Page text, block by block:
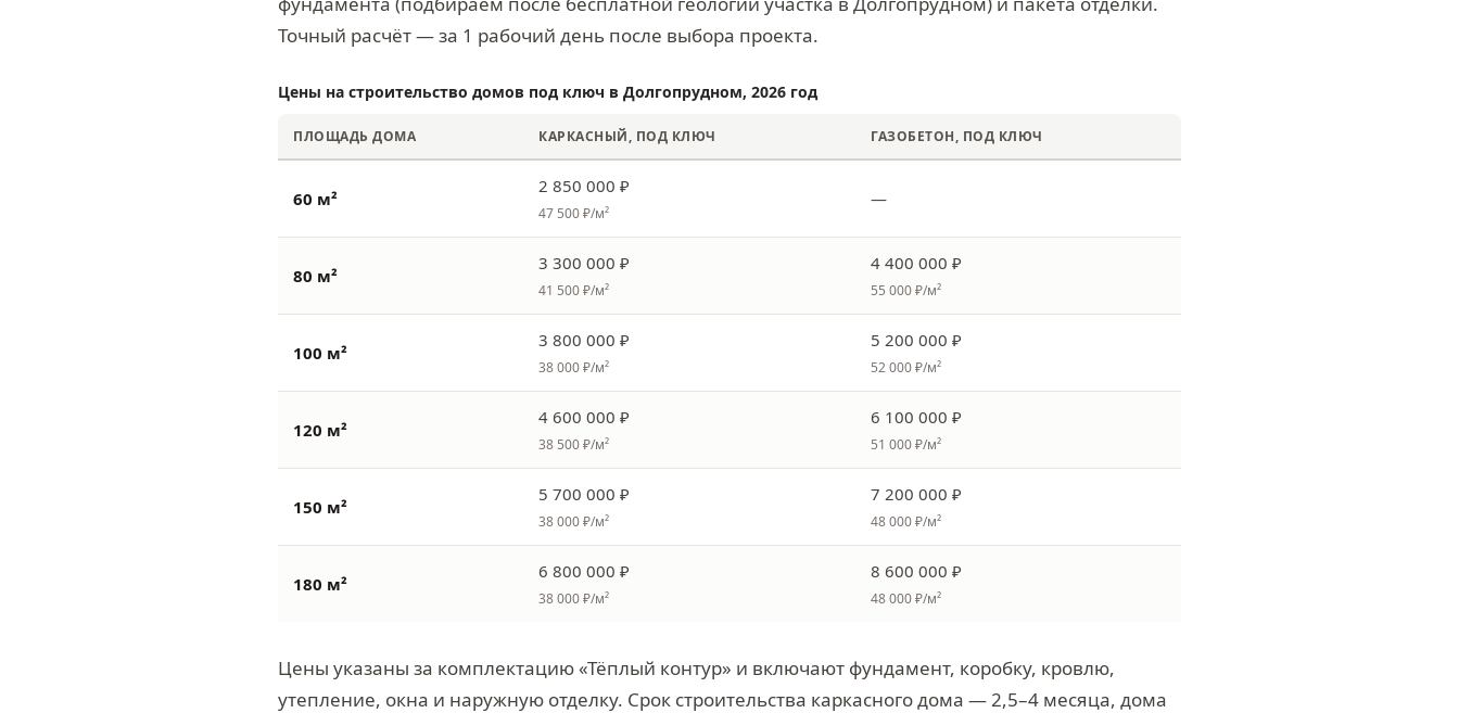
Точный расчёт — за 1 рабочий день после выбора проекта.
Цены на строительство домов под ключ в Долгопрудном, 2026 год
ПЛОЩАДЬ ДОМА КАРКАСНЫЙ, ПОД КЛЮЧ ГАЗОБЕТОН, ПОД КЛЮЧ
60 м²
2 850 000 ₽
47 500 ₽/м²
—
80 м²
3 300 000 ₽
41 500 ₽/м²
4 400 000 ₽
55 000 ₽/м²
100 м²
3 800 000 ₽
38 000 ₽/м²
5 200 000 ₽
52 000 ₽/м²
120 м²
4 600 000 ₽
38 500 ₽/м²
6 100 000 ₽
51 000 ₽/м²
150 м²
5 700 000 ₽
38 000 ₽/м²
7 200 000 ₽
48 000 ₽/м²
180 м²
6 800 000 ₽
38 000 ₽/м²
8 600 000 ₽
48 000 ₽/м²
Цены указаны за комплектацию «Тёплый контур» и включают фундамент, коробку, кровлю,
утепление, окна и наружную отделку. Срок строительства каркасного дома — 2,5–4 месяца, дома